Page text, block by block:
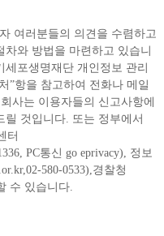
여러분들의 의견을 수렴하고
와 방법을 마련하고 있습니
포생명재단 개인정보 관리
”항을 참고하여 전화나 메일
사는 이용자들의 신고사항에
것입니다. 또는 정부에서
터
PC통신 go eprivacy), 정보
580-0533),경찰청
수 있습니다.